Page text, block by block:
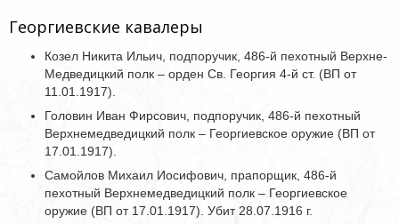
Георгиевские кавалеры
Козел Никита Ильич, подпоручик, 486-й пехотный Верхне-
Медведицкий полк – орден Св. Георгия 4-й ст. (ВП от
11.01.1917).
Головин Иван Фирсович, подпоручик, 486-й пехотный
Верхнемедведицкий полк – Георгиевское оружие (ВП от
17.01.1917).
Самойлов Михаил Иосифович, прапорщик, 486-й
пехотный Верхнемедведицкий полк – Георгиевское
оружие (ВП от 17.01.1917). Убит 28.07.1916 г.